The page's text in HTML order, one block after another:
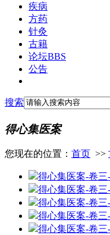
疾病
方药
针灸
古籍
论坛BBS
公告
搜索
得心集医案
您现在的位置： 首页 >>
得心集医案-卷三
得心集医案-卷三
得心集医案-卷三
得心集医案-卷三
得心集医案-卷三